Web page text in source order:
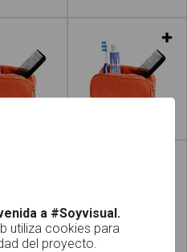
a #Soyvisual.
utiliza cookies para
del proyecto.